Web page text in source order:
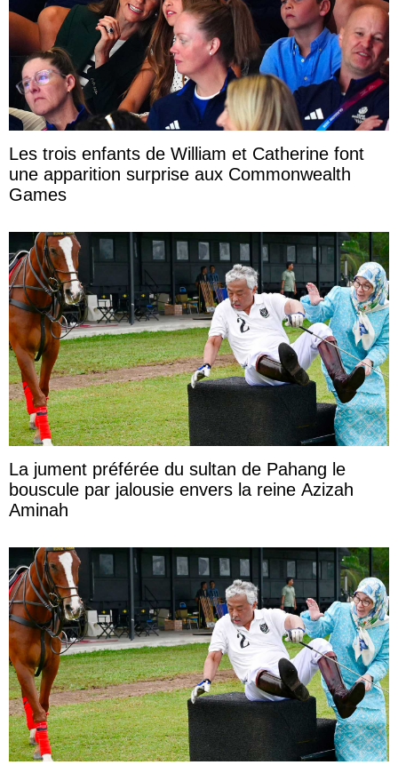
Les trois enfants de William et Catherine font
une apparition surprise aux Commonwealth
Games
La jument préférée du sultan de Pahang le
bouscule par jalousie envers la reine Azizah
Aminah